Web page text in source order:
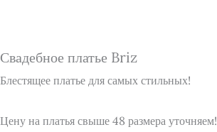
Свадебное платье Briz
Блестящее платье для самых стильных!
Цену на платья свыше 48 размера уточняем!